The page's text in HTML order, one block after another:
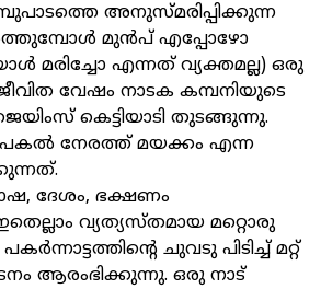
അനുസ്മരിപ്പിക്കുന്ന
മുൻപ് എപ്പോഴോ
മരിച്ചോ എന്നത് വ്യക്തമല്ല) ഒരു
വേഷം നാടക കമ്പനിയുടെ
കെട്ടിയാടി തുടങ്ങുന്നു.
നേരത്ത് മയക്കം എന്ന
ദേശം, ഭക്ഷണം
വ്യത്യസ്തമായ മറ്റൊരു
ചുവടു പിടിച്ച് മറ്റ്
ആരംഭിക്കുന്നു. ഒരു നാട്